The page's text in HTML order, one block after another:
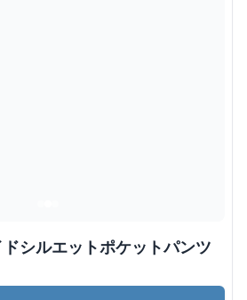
シルエットポケットパンツ